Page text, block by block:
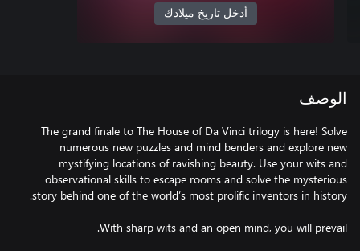
أدخل تاريخ ميلادك
الوصف
The grand finale to The House of Da Vinci trilogy is here! Solve
numerous new puzzles and mind benders and explore new
mystifying locations of ravishing beauty. Use your wits and
observational skills to escape rooms and solve the mysterious